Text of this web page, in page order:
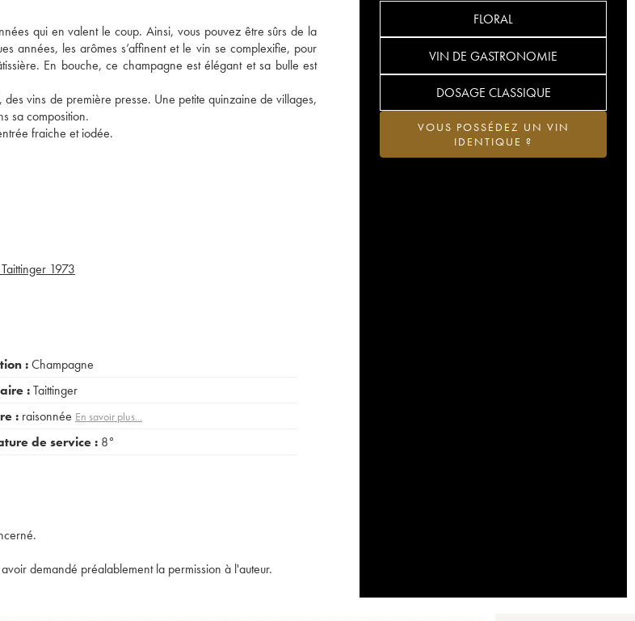
qui en valent le coup. Ainsi, vous pouvez être sûrs de la
années, les arômes s’affinent et le vin se complexifie, pour
En bouche, ce champagne est élégant et sa bulle est
vins de première presse. Une petite quinzaine de villages,
sa composition.
fraiche et iodée.
FLORAL
VIN DE GASTRONOMIE
DOSAGE CLASSIQUE
VOUS POSSÉDEZ UN VIN
IDENTIQUE ?
1973
:Champagne
:Taittinger
: raisonnée En savoir plus...
de service : 8°
demandé préalablement la permission à l'auteur.